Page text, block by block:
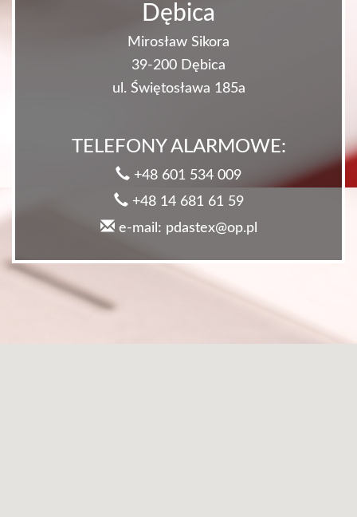
Dębica
Mirosław Sikora
39-200 Dębica
ul. Świętosława 185a
TELEFONY ALARMOWE:
+48 601 534 009
+48 14 681 61 59
e-mail: pdastex@op.pl